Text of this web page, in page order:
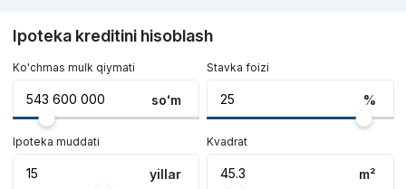
Ipoteka kreditini hisoblash
Ko'chmas mulk qiymati
soʻm
Ipoteka muddati
yillar
Stavka foizi
%
Kvadrat
m²